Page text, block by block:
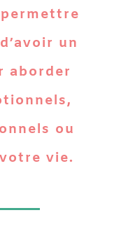
un
aborder
ou
vie.